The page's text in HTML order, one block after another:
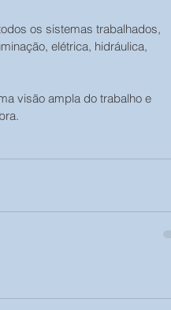
os sistemas trabalhados,
elétrica, hidráulica,
visão ampla do trabalho e